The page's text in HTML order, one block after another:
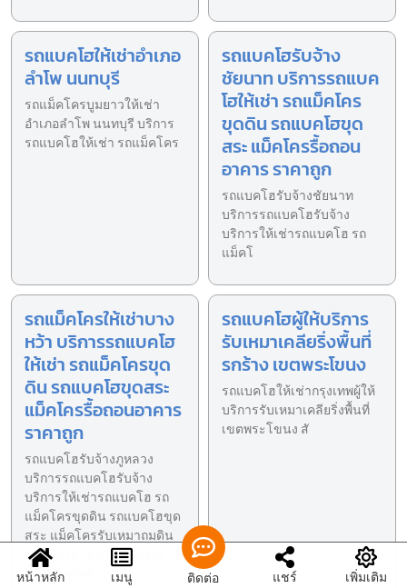
รถแบคโฮให้เช่าอำเภอ
ลำโพ นนทบุรี
รถแม็คโครบูมยาวให้เช่า
อำเภอลำโพ นนทบุรี บริการ
รถแบคโฮให้เช่า รถแม็คโคร
รถแบคโฮรับจ้าง
ชัยนาท บริการรถแบค
โฮให้เช่า รถแม็คโคร
ขุดดิน รถแบคโฮขุด
สระ แม็คโครรื้อถอน
อาคาร ราคาถูก
รถแบคโฮรับจ้างชัยนาท
บริการรถแบคโฮรับจ้าง
บริการให้เช่ารถแบคโฮ รถ
แม็คโ
รถแม็คโครให้เช่าบาง
หว้า บริการรถแบคโฮ
ให้เช่า รถแม็คโครขุด
ดิน รถแบคโฮขุดสระ
แม็คโครรื้อถอนอาคาร
ราคาถูก
รถแบคโฮรับจ้างภูหลวง
บริการรถแบคโฮรับจ้าง
บริการให้เช่ารถแบคโฮ รถ
แม็คโครขุดดิน รถแบคโฮขุด
สระ แม็คโครรับเหมาถมดิน
รถแบคโฮรับจ้างเคลียร์ริ่ง
พื้นที่ ขุดฟุตติ้ง
รถแบคโฮผู้ให้บริการ
รับเหมาเคลียริ่งพื้นที่
รกร้าง เขตพระโขนง
รถแบคโฮให้เช่ากรุงเทพผู้ให้
บริการรับเหมาเคลียริ่งพื้นที่
เขตพระโขนง สั
หน้าหลัก เมนู ติดต่อ แชร์ เพิ่มเติม